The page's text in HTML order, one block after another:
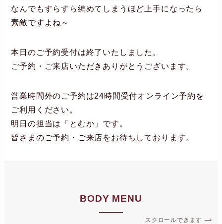
なんでもすらすら編めてしまうほど上手になったら
素敵ですよね～
本日のご予約受付は終了いたしました。
ご予約・ご来店いただきありがとうございます。
営業時間外のご予約は24時間受付オンライン予約を
ご利用ください。
明日の担当は「とむか」です。
皆さまのご予約・ご来店をお待ちしております。
BODY MENU
スクロールできます